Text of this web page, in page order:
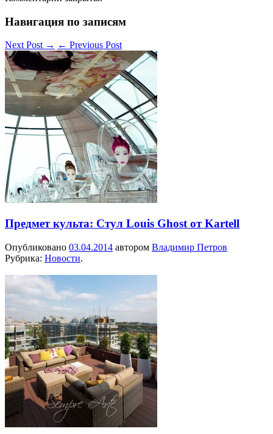
Навигация по записям
Next Post → ← Previous Post
Предмет культа: Стул Louis Ghost от Kartell
Опубликовано 03.04.2014 автором Владимир Петров
Рубрика: Новости.